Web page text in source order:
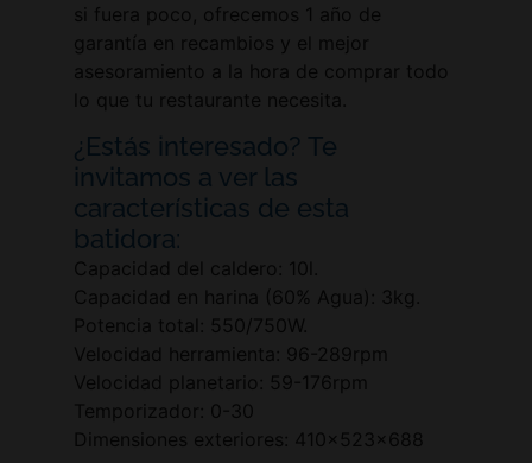
si fuera poco, ofrecemos 1 año de
garantía en recambios y el mejor
asesoramiento a la hora de comprar todo
lo que tu restaurante necesita.
¿Estás interesado? Te
invitamos a ver las
características de esta
batidora:
Capacidad del caldero: 10l.
Capacidad en harina (60% Agua): 3kg.
Potencia total: 550/750W.
Velocidad herramienta: 96-289rpm
Velocidad planetario: 59-176rpm
Temporizador: 0-30
Dimensiones exteriores: 410x523x688